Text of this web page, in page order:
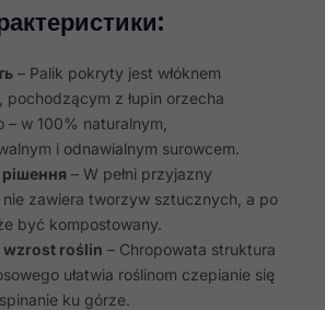
– Palik pokryty jest włóknem
pochodzącym z łupin orzecha
– w 100% naturalnym,
i odnawialnym surowcem.
рішення – W pełni przyjazny
nie zawiera tworzyw sztucznych, a po
być kompostowany.
wzrost roślin – Chropowata struktura
ułatwia roślinom czepianie się
ku górze.